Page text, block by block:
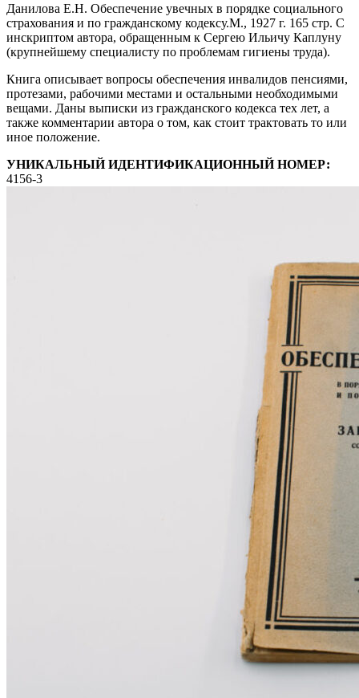
Данилова Е.Н. Обеспечение увечных в порядке социального
страхования и по гражданскому кодексу.М., 1927 г. 165 стр. С
инскриптом автора, обращенным к Сергею Ильичу Каплуну
(крупнейшему специалисту по проблемам гигиены труда).
Книга описывает вопросы обеспечения инвалидов пенсиями,
протезами, рабочими местами и остальными необходимыми
вещами. Даны выписки из гражданского кодекса тех лет, а
также комментарии автора о том, как стоит трактовать то или
иное положение.
УНИКАЛЬНЫЙ ИДЕНТИФИКАЦИОННЫЙ НОМЕР:
4156-3